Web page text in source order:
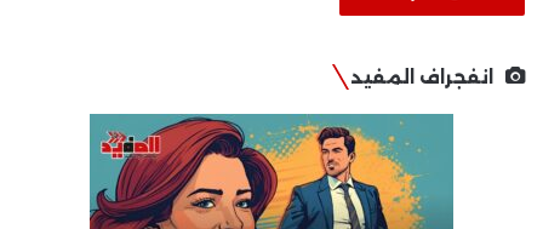
انفجراف المفيد